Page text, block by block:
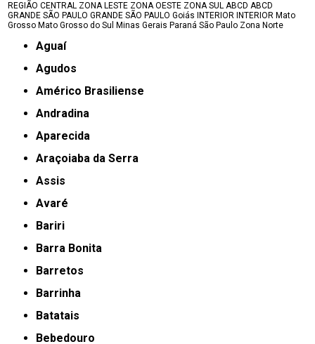
REGIÃO CENTRAL ZONA LESTE ZONA OESTE ZONA SUL ABCD ABCD
GRANDE SÃO PAULO GRANDE SÃO PAULO Goiás INTERIOR INTERIOR Mato
Grosso Mato Grosso do Sul Minas Gerais Paraná São Paulo Zona Norte
Aguaí
Agudos
Américo Brasiliense
Andradina
Aparecida
Araçoiaba da Serra
Assis
Avaré
Bariri
Barra Bonita
Barretos
Barrinha
Batatais
Bebedouro